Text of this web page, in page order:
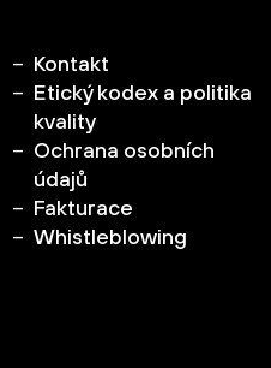
Kontakt
Etický kodex a politika
kvality
Ochrana osobních
údajů
Fakturace
Whistleblowing